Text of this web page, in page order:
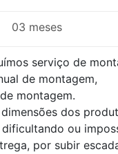
03 meses
serviço de
de montagem,
montagem.
dos
ou
por subir